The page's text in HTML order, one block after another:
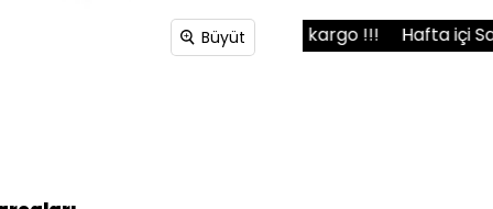
Büyüt
1000 TL üzeri ücretsiz kargo !!! Hafta içi Saat 15:00’e